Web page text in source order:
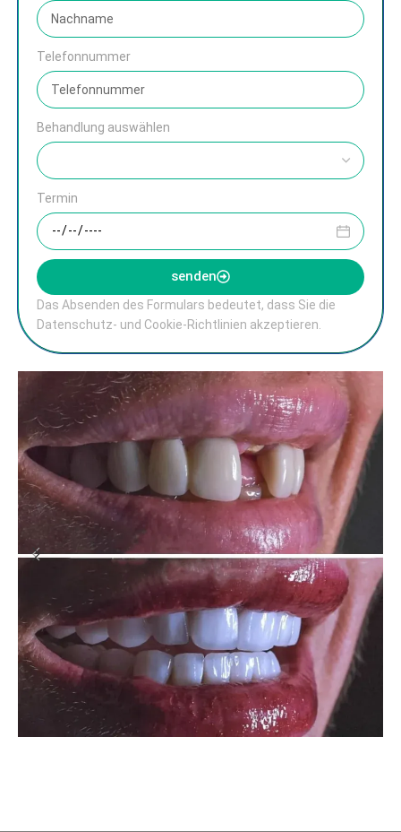
Telefonnummer
Behandlung auswählen
Termin
senden
Das Absenden des Formulars bedeutet, dass Sie die
Datenschutz- und Cookie-Richtlinien akzeptieren.